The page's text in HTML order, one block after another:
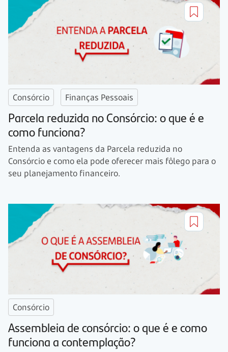
Consórcio Finanças Pessoais
Parcela reduzida no Consórcio: o que é e
como funciona?
Entenda as vantagens da Parcela reduzida no
Consórcio e como ela pode oferecer mais fôlego para o
seu planejamento financeiro.
Consórcio
Assembleia de consórcio: o que é e como
funciona a contemplação?